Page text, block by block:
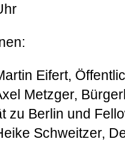
Eifert,
Metzger,
zu Berlin und
Schweitzer,